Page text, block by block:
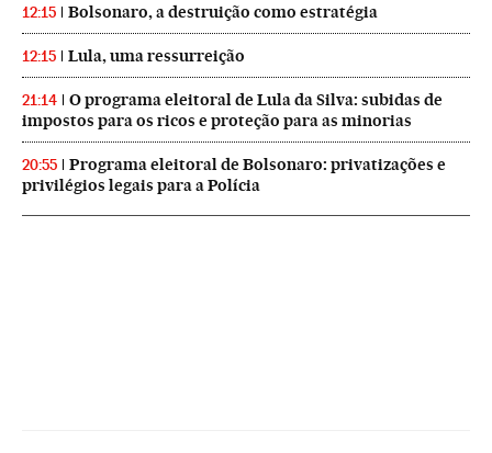
12:15 Bolsonaro, a destruição como estratégia
12:15 Lula, uma ressurreição
21:14
O programa eleitoral de Lula da Silva: subidas de
impostos para os ricos e proteção para as minorias
20:55
Programa eleitoral de Bolsonaro: privatizações e
privilégios legais para a Polícia